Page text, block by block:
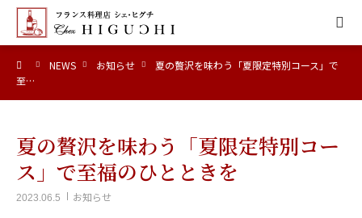
NEWS お知らせ
夏の贅沢を味わう「夏限定特別コース」で
至…
夏の贅沢を味わう「夏限定特別コー
ス」で至福のひとときを
2023.06.5 お知らせ
HOME
MENU
ACCESS